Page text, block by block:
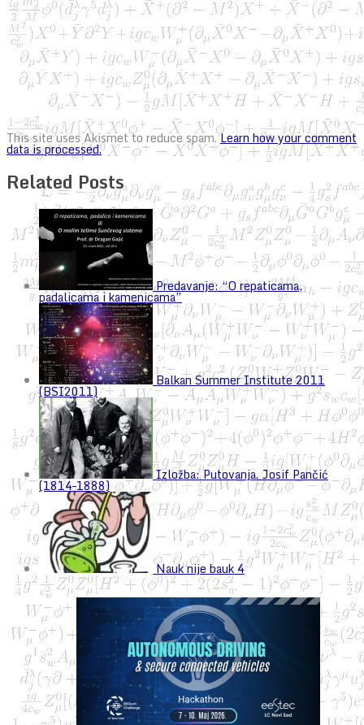
This site uses Akismet to reduce spam.Learn how your comment
data is processed.
Related Posts
Predavanje: “O repaticama,
padalicama i kamenicama”
Balkan Summer Institute 2011
(BSI2011)
Izložba: Putovanja. Josif Pančić
(1814–1888)
Nauk nije bauk 4